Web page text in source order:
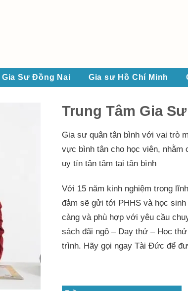
Gia Sư Đồng Nai Gia sư Hồ Chí Minh
​Trung Tâm Gia
Gia sư quân tân bình với vai trò
vực bình tân cho học viên, nhằm
uy tín tận tâm tại tân bình
Với 15 năm kinh nghiệm trong
đảm sẽ gửi tới PHHS và học
càng và phù hợp với yêu cầu
sách đãi ngộ – Dạy thử – Học
trình. Hãy gọi ngay Tài Đức để